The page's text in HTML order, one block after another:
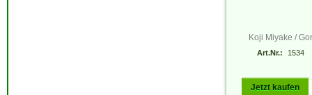
Koji Miyake /
Art.Nr.: 1534
Jetzt kaufen